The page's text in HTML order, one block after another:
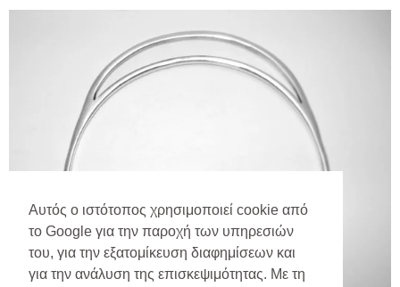
Αυτός ο ιστότοπος χρησιμοποιεί cookie από
το Google για την παροχή των υπηρεσιών
του, για την εξατομίκευση διαφημίσεων και
για την ανάλυση της επισκεψιμότητας. Με τη